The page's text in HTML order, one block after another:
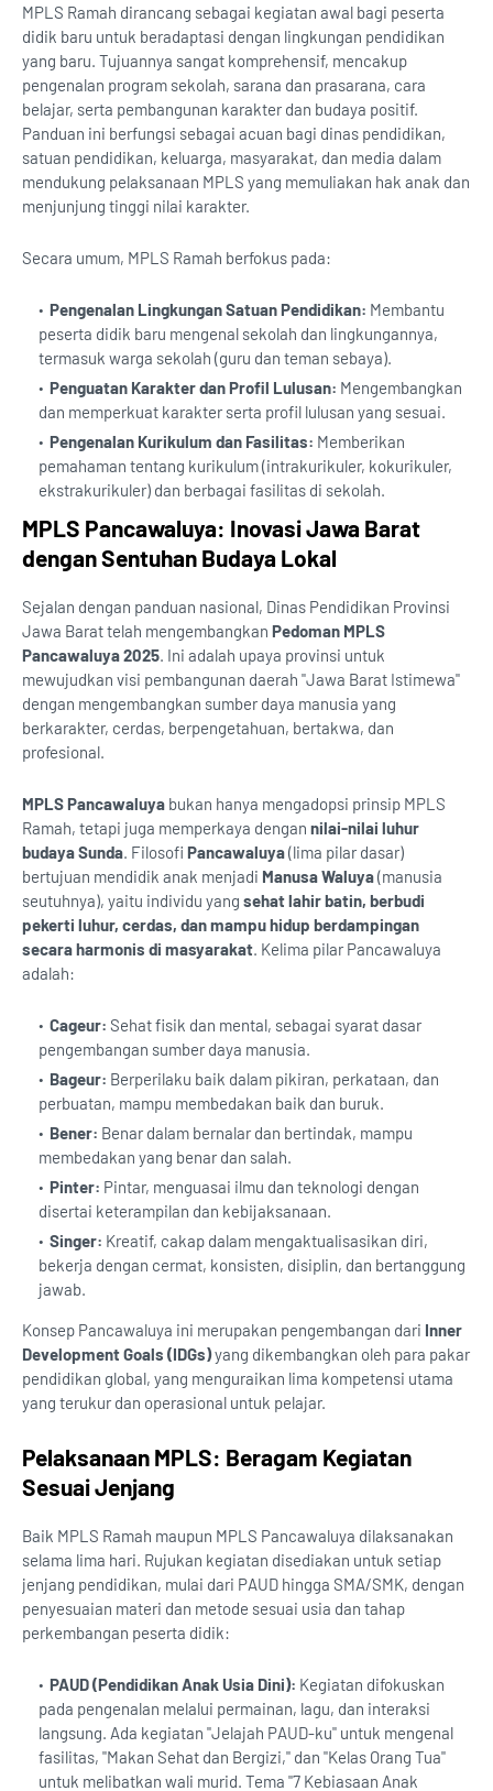
MPLS Ramah dirancang sebagai kegiatan awal bagi peserta
didik baru untuk beradaptasi dengan lingkungan pendidikan
yang baru. Tujuannya sangat komprehensif, mencakup
pengenalan program sekolah, sarana dan prasarana, cara
belajar, serta pembangunan karakter dan budaya positif.
Panduan ini berfungsi sebagai acuan bagi dinas pendidikan,
satuan pendidikan, keluarga, masyarakat, dan media dalam
mendukung pelaksanaan MPLS yang memuliakan hak anak dan
menjunjung tinggi nilai karakter.
Secara umum, MPLS Ramah berfokus pada:
Pengenalan Lingkungan Satuan Pendidikan: Membantu
peserta didik baru mengenal sekolah dan lingkungannya,
termasuk warga sekolah (guru dan teman sebaya).
Penguatan Karakter dan Profil Lulusan: Mengembangkan
dan memperkuat karakter serta profil lulusan yang sesuai.
Pengenalan Kurikulum dan Fasilitas: Memberikan
pemahaman tentang kurikulum (intrakurikuler, kokurikuler,
ekstrakurikuler) dan berbagai fasilitas di sekolah.
MPLS Pancawaluya: Inovasi Jawa Barat
dengan Sentuhan Budaya Lokal
Sejalan dengan panduan nasional, Dinas Pendidikan Provinsi
Jawa Barat telah mengembangkan Pedoman MPLS
Pancawaluya 2025. Ini adalah upaya provinsi untuk
mewujudkan visi pembangunan daerah "Jawa Barat Istimewa"
dengan mengembangkan sumber daya manusia yang
berkarakter, cerdas, berpengetahuan, bertakwa, dan
profesional.
MPLS Pancawaluya bukan hanya mengadopsi prinsip MPLS
Ramah, tetapi juga memperkaya dengan nilai-nilai luhur
budaya Sunda. Filosofi Pancawaluya(lima pilar dasar)
bertujuan mendidik anak menjadi Manusa Waluya(manusia
seutuhnya), yaitu individu yang sehat lahir batin, berbudi
pekerti luhur, cerdas, dan mampu hidup berdampingan
secara harmonis di masyarakat. Kelima pilar Pancawaluya
adalah:
Cageur: Sehat fisik dan mental, sebagai syarat dasar
pengembangan sumber daya manusia.
Bageur: Berperilaku baik dalam pikiran, perkataan, dan
perbuatan, mampu membedakan baik dan buruk.
Bener: Benar dalam bernalar dan bertindak, mampu
membedakan yang benar dan salah.
Pinter: Pintar, menguasai ilmu dan teknologi dengan
disertai keterampilan dan kebijaksanaan.
Singer: Kreatif, cakap dalam mengaktualisasikan diri,
bekerja dengan cermat, konsisten, disiplin, dan bertanggung
jawab.
Konsep Pancawaluya ini merupakan pengembangan dari Inner
Development Goals (IDGs)yang dikembangkan oleh para pakar
pendidikan global, yang menguraikan lima kompetensi utama
yang terukur dan operasional untuk pelajar.
Pelaksanaan MPLS: Beragam Kegiatan
Sesuai Jenjang
Baik MPLS Ramah maupun MPLS Pancawaluya dilaksanakan
selama lima hari. Rujukan kegiatan disediakan untuk setiap
jenjang pendidikan, mulai dari PAUD hingga SMA/SMK, dengan
penyesuaian materi dan metode sesuai usia dan tahap
perkembangan peserta didik:
PAUD (Pendidikan Anak Usia Dini): Kegiatan difokuskan
pada pengenalan melalui permainan, lagu, dan interaksi
langsung. Ada kegiatan "Jelajah PAUD-ku" untuk mengenal
fasilitas, "Makan Sehat dan Bergizi," dan "Kelas Orang Tua"
untuk melibatkan wali murid. Tema "7 Kebiasaan Anak